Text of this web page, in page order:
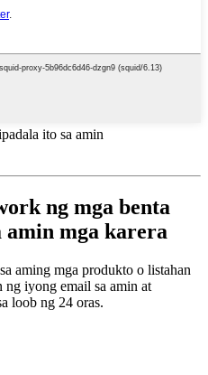
ito sa amin
ng mga benta
amin mga karera
aming mga produkto o listahan
iyong email sa amin at
loob ng 24 oras.